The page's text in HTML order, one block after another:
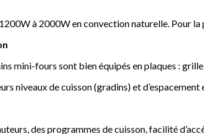
à 2000W en convection naturelle. Pour
mini-fours sont bien équipés en plaques :
niveaux de cuisson (gradins) et d’espacement
des programmes de cuisson, facilité